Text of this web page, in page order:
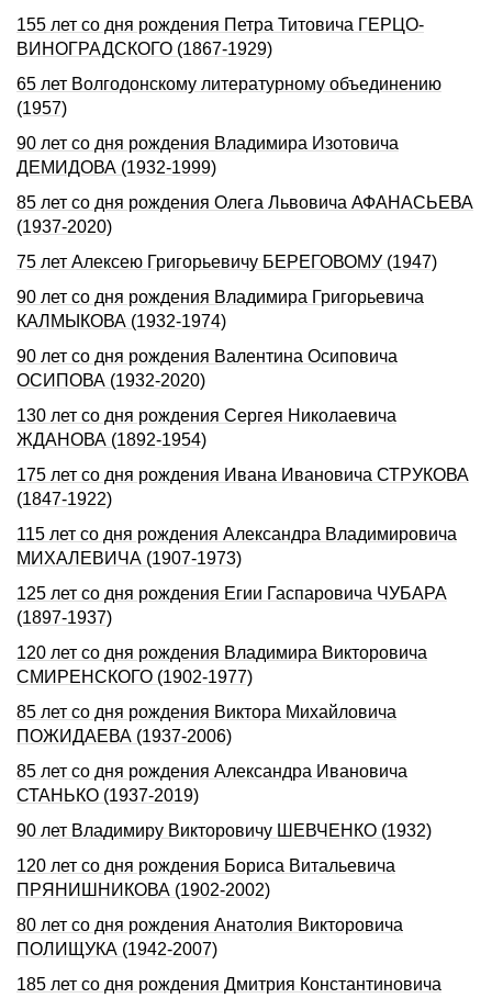
155 лет со дня рождения Петра Титовича ГЕРЦО-
ВИHОГРАДСКОГО (1867-1929)
65 лет Волгодонскому литературному объединению
(1957)
90 лет со дня рождения Владимира Изотовича
ДЕМИДОВА (1932-1999)
85 лет со дня рождения Олега Львовича АФАHАСЬЕВА
(1937-2020)
75 лет Алексею Григорьевичу БЕРЕГОВОМУ (1947)
90 лет со дня рождения Владимира Григорьевича
КАЛМЫКОВА (1932-1974)
90 лет со дня рождения Валентина Осиповича
ОСИПОВА (1932-2020)
130 лет со дня pождения Сеpгея Hиколаевича
ЖДАHОВА (1892-1954)
175 лет со дня рождения Ивана Ивановича СТРУКОВА
(1847-1922)
115 лет со дня рождения Александра Владимировича
МИХАЛЕВИЧА (1907-1973)
125 лет со дня рождения Егии Гаспаровича ЧУБАРА
(1897-1937)
120 лет со дня рождения Владимира Викторовича
СМИРЕНСКОГО (1902-1977)
85 лет со дня рождения Виктора Михайловича
ПОЖИДАЕВА (1937-2006)
85 лет со дня рождения Александра Ивановича
СТАНЬКО (1937-2019)
90 лет Владимиру Викторовичу ШЕВЧЕНКО (1932)
120 лет со дня рождения Бориса Витальевича
ПРЯНИШНИКОВА (1902-2002)
80 лет со дня рождения Анатолия Викторовича
ПОЛИЩУКА (1942-2007)
185 лет со дня рождения Дмитрия Константиновича